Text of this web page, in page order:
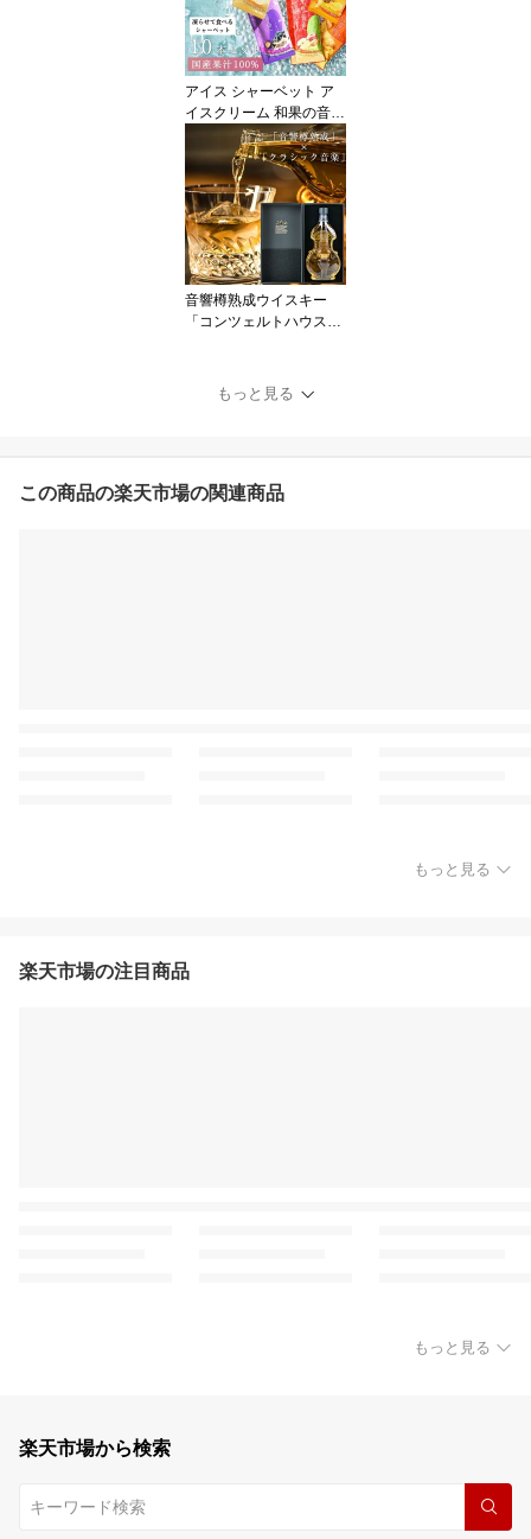
で
アイス シャーベット ア
イスクリーム 和果の音色
6種10本セット（家庭
用） 凍らせて食べるシャ
ーベット 凍らせてシャー
ベット アイススティック
国産 フルーツ 果物 国産
果汁 送料無料 常温配送
音響樽熟成ウイスキー
「コンツェルトハウスJB
元 お中元 誕生日プレゼ
ント 御祝 結婚祝 お歳暮
トラバス型ビン
もっと見る
この商品の楽天市場の関連商品
もっと見る
楽天市場の注目商品
もっと見る
楽天市場から検索